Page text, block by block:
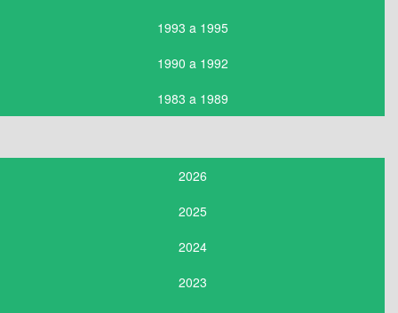
1993 a 1995
1990 a 1992
1983 a 1989
2026
2025
2024
2023